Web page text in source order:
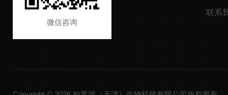
微信咨询
联系